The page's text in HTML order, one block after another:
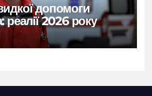
допомоги
реалії 2026 року